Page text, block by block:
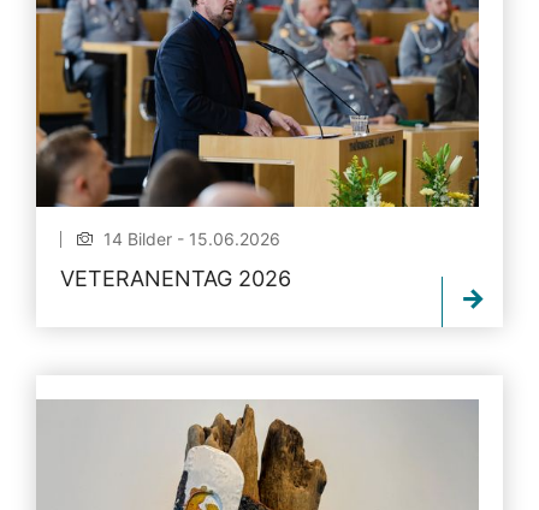
14 Bilder - 15.06.2026
VETERANENTAG 2026